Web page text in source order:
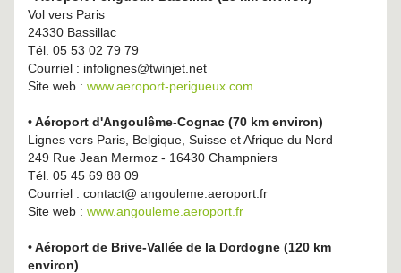
Vol vers Paris
24330 Bassillac
Tél. 05 53 02 79 79
Courriel : infolignes@twinjet.net
Site web : www.aeroport-perigueux.com
• Aéroport d'Angoulême-Cognac (70 km environ)
Lignes vers Paris, Belgique, Suisse et Afrique du Nord
249 Rue Jean Mermoz - 16430 Champniers
Tél. 05 45 69 88 09
Courriel : contact@ angouleme.aeroport.fr
Site web : www.angouleme.aeroport.fr
• Aéroport de Brive-Vallée de la Dordogne (120 km
environ)